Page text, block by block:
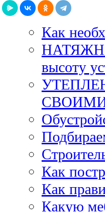
Как
высоту
Как
Как
Какую